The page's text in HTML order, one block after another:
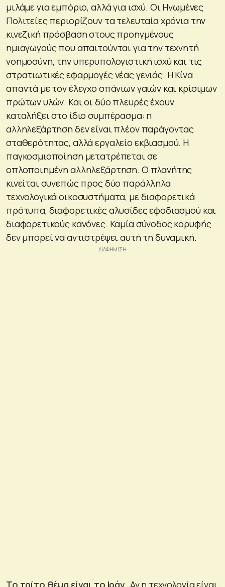
μιλάμε για εμπόριο, αλλά για ισχύ. Οι Ηνωμένες
Πολιτείες περιορίζουν τα τελευταία χρόνια την
κινεζική πρόσβαση στους προηγμένους
ημιαγωγούς που απαιτούνται για την τεχνητή
νοημοσύνη, την υπερυπολογιστική ισχύ και τις
στρατιωτικές εφαρμογές νέας γενιάς. Η Κίνα
απαντά με τον έλεγχο σπάνιων γαιών και κρίσιμων
πρώτων υλών. Και οι δύο πλευρές έχουν
καταλήξει στο ίδιο συμπέρασμα: η
αλληλεξάρτηση δεν είναι πλέον παράγοντας
σταθερότητας, αλλά εργαλείο εκβιασμού. Η
παγκοσμιοποίηση μετατρέπεται σε
οπλοποιημένη αλληλεξάρτηση. Ο πλανήτης
κινείται συνεπώς προς δύο παράλληλα
τεχνολογικά οικοσυστήματα, με διαφορετικά
πρότυπα, διαφορετικές αλυσίδες εφοδιασμού και
διαφορετικούς κανόνες. Καμία σύνοδος κορυφής
δεν μπορεί να αντιστρέψει αυτή τη δυναμική.
Το τρίτο θέμα είναι το Ιράν. Αν η τεχνολογία είναι